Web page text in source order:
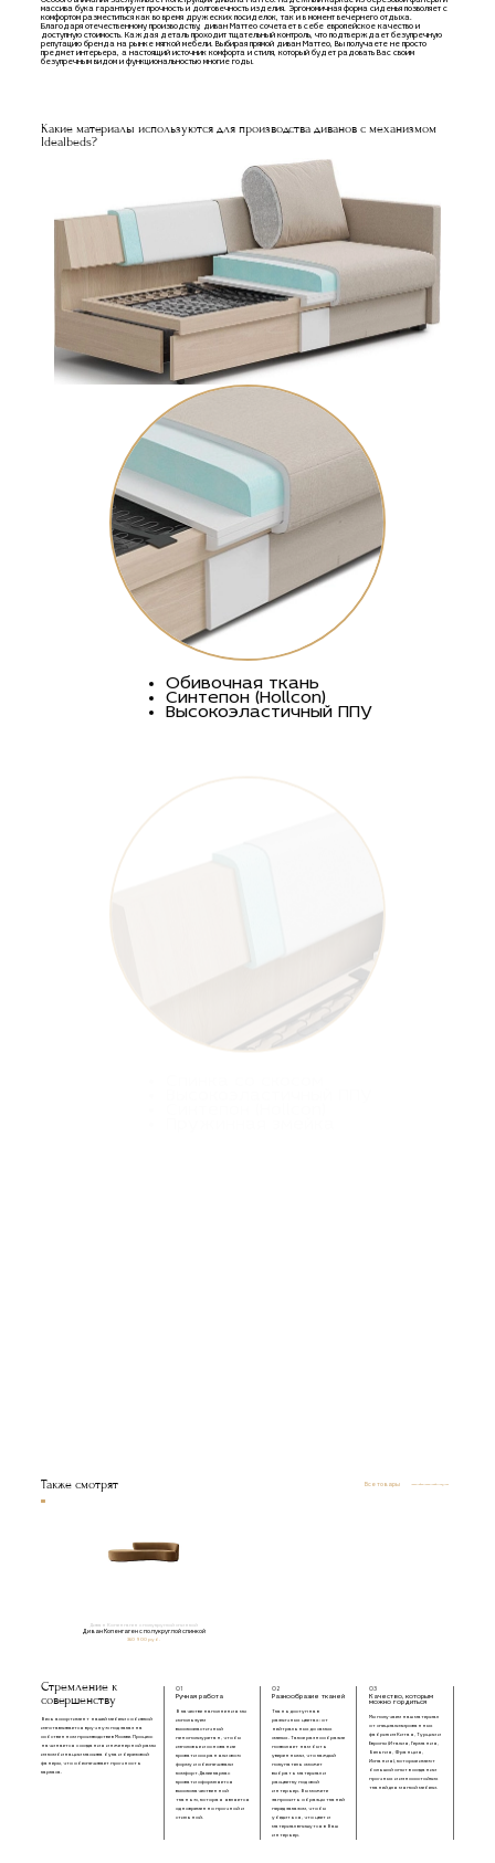
массива бука гарантирует прочность и долговечность изделия. Эргономичная форма сиденья позволяет с
комфортом разместиться как во время дружеских посиделок, так и в момент вечернего отдыха.
Благодаря отечественному производству, диван Маттео сочетает в себе европейское качество и
доступную стоимость. Каждая деталь проходит тщательный контроль, что подтверждает безупречную
репутацию бренда на рынке мягкой мебели. Выбирая прямой диван Маттео, Вы получаете не просто
предмет интерьера, а настоящий источник комфорта и стиля, который будет радовать Вас своим
безупречным видом и функциональностью многие годы.
Какие материалы используются для производства диванов с механизмом
Idealbeds?
Обивочная ткань
Синтепон (Hollcon)
Высокоэластичный ППУ
Также смотрят Все товары
Диван Копенгаген с полукруглой спинкой
Диван Копенгаген с полукруглой спинкой
360 900 руб.
Стремление к
совершенству
Весь ассортимент нашей мебели с обивкой
изготавливается вручную под заказ на
собственном производстве в Москве. Процесс
начинается с создания инженерной рамы
из комбинации массива бука и березовой
фанеры, что обеспечивает прочность
каркаса.
01
Ручная работа
В качестве наполнения мы
используем
высокоэластичный
пенополиуретан, чтобы
изголовье и основание
кровати сохраняли свою
форму и обеспечивали
комфорт. Далее каркас
кровати оформляется
высококачественной
тканью, которая является
одновременно прочной и
стильной.
02
Разнообразие тканей
Ткань доступна в
различных цветах: от
нейтральных до самых
смелых. Такое разнообразие
позволяет нам быть
уверенными, что каждый
покупатель сможет
выбрать материал и
расцветку под свой
интерьер. Вы можете
запросить образцы тканей
перед заказом, чтобы
убедиться, что цвет и
материал впишутся в Ваш
интерьер.
03
Качество, которым
можно гордиться
Мы получаем наш материал
от специализированных
фабрик из Китая, Турции и
Европы (Италия, Германия,
Бельгия, Франция,
Испания), которые имеют
большой опыт в создании
прочных и износостойких
тканей для мягкой мебели.